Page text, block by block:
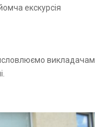
екскурсія
викладачам